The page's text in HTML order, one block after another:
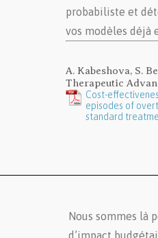
probabiliste et
vos modèles déjà
A. Kabeshova, S.
Therapeutic
Cost-
episodes of
standard
Nous sommes là